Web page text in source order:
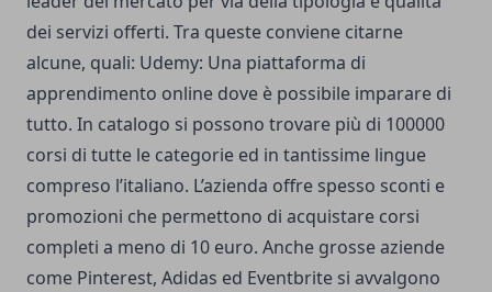
dei servizi offerti. Tra queste conviene citarne
alcune, quali: Udemy: Una piattaforma di
apprendimento online dove è possibile imparare di
tutto. In catalogo si possono trovare più di 100000
corsi di tutte le categorie ed in tantissime lingue
compreso l’italiano. L’azienda offre spesso sconti e
promozioni che permettono di acquistare corsi
completi a meno di 10 euro. Anche grosse aziende
come Pinterest, Adidas ed Eventbrite si avvalgono